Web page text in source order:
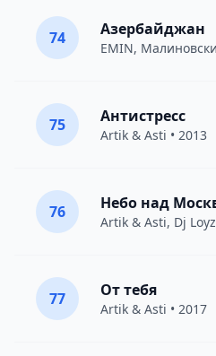
74 Азербайджан
EMIN,
75 Антистресс
Artik & Asti • 2013
76 Небо над
Artik & Asti, Dj
77 От тебя
Artik & Asti • 2017